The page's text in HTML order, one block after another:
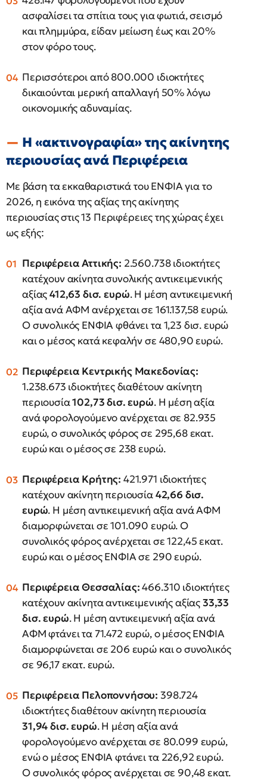
ασφαλίσει τα σπίτια τους για φωτιά, σεισμό
και πλημμύρα, είδαν μείωση έως και 20%
στον φόρο τους.
Περισσότεροι από 800.000 ιδιοκτήτες
δικαιούνται μερική απαλλαγή 50% λόγω
οικονομικής αδυναμίας.
Η «ακτινογραφία» της ακίνητης
περιουσίας ανά Περιφέρεια
Με βάση τα εκκαθαριστικά του ΕΝΦΙΑ για το
2026, η εικόνα της αξίας της ακίνητης
περιουσίας στις 13 Περιφέρειες της χώρας έχει
ως εξής:
Περιφέρεια Αττικής: 2.560.738 ιδιοκτήτες
κατέχουν ακίνητα συνολικής αντικειμενικής
αξίας412,63 δισ. ευρώ. Η μέση αντικειμενική
αξία ανά ΑΦΜ ανέρχεται σε 161.137,58 ευρώ.
Ο συνολικός ΕΝΦΙΑ φθάνει τα 1,23 δισ. ευρώ
και ο μέσος κατά κεφαλήν σε 480,90 ευρώ.
Περιφέρεια Κεντρικής Μακεδονίας:
1.238.673 ιδιοκτήτες διαθέτουν ακίνητη
περιουσία102,73 δισ. ευρώ. Η μέση αξία
ανά φορολογούμενο ανέρχεται σε 82.935
ευρώ, ο συνολικός φόρος σε 295,68 εκατ.
ευρώ και ο μέσος σε 238 ευρώ.
Περιφέρεια Κρήτης: 421.971 ιδιοκτήτες
κατέχουν ακίνητη περιουσία42,66 δισ.
ευρώ. Η μέση αντικειμενική αξία ανά ΑΦΜ
διαμορφώνεται σε 101.090 ευρώ. Ο
συνολικός φόρος ανέρχεται σε 122,45 εκατ.
ευρώ και ο μέσος ΕΝΦΙΑ σε 290 ευρώ.
Περιφέρεια Θεσσαλίας:466.310 ιδιοκτήτες
κατέχουν ακίνητα αντικειμενικής αξίας33,33
δισ. ευρώ. Η μέση αντικειμενική αξία ανά
ΑΦΜ φτάνει τα 71.472 ευρώ, ο μέσος ΕΝΦΙΑ
διαμορφώνεται σε 206 ευρώ και ο συνολικός
σε 96,17 εκατ. ευρώ.
Περιφέρεια Πελοποννήσου: 398.724
ιδιοκτήτες διαθέτουν ακίνητη περιουσία
31,94 δισ. ευρώ. Η μέση αξία ανά
φορολογούμενο ανέρχεται σε 80.099 ευρώ,
ενώ ο μέσος ΕΝΦΙΑ φτάνει τα 226,92 ευρώ.
Ο συνολικός φόρος ανέρχεται σε 90,48 εκατ.